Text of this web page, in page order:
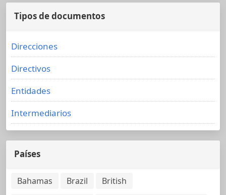
Tipos de documentos
Direcciones
Directivos
Entidades
Intermediarios
Países
Bahamas Brazil
British